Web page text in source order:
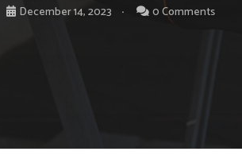
December 14, 2023 0 Comments